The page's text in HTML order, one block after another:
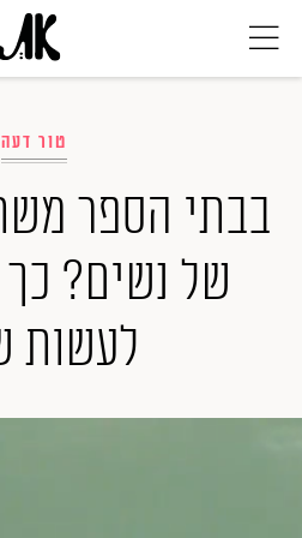
אופנה
ביוטי
סלבס
טור דעה
בבתי הספר
של נשים?
לעשות